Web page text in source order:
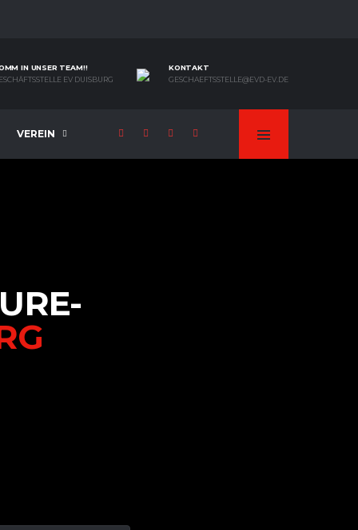
IN UNSER TEAM!!
EV DUISBURG
KONTAKT
GESCHAEFTSSTELLE@EVD-EV.DE
VEREIN